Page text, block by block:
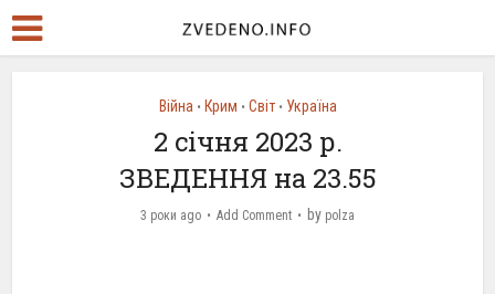
Війна • Крим • Світ • Україна
2 січня 2023 р.
ЗВЕДЕННЯ на 23.55
3 роки ago Add Comment by polza